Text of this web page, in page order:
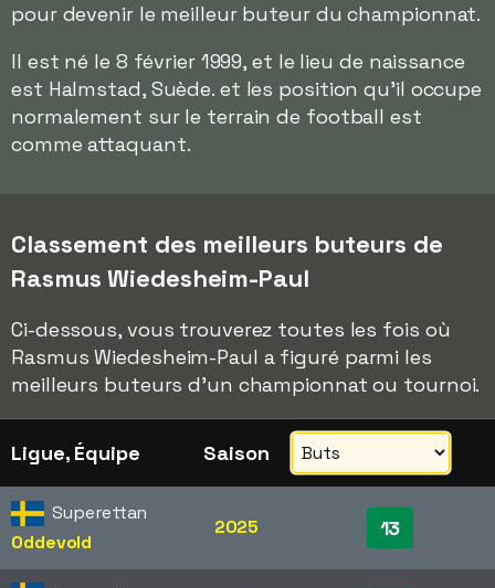
pour devenir le meilleur buteur du championnat.
Il est né le 8 février 1999, et le lieu de naissance
est Halmstad, Suède. et les position qu'il occupe
normalement sur le terrain de football est
comme attaquant.
Classement des meilleurs buteurs de
Rasmus Wiedesheim-Paul
Ci-dessous, vous trouverez toutes les fois où
Rasmus Wiedesheim-Paul a figuré parmi les
meilleurs buteurs d'un championnat ou tournoi.
Ligue, Équipe Saison
Superettan
Oddevold
2025 13